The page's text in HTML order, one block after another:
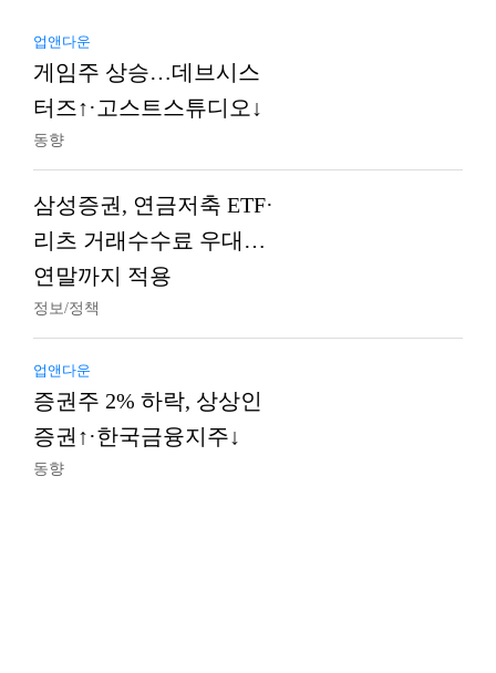
업앤다운
게임주 상승…데브시스
터즈↑·고스트스튜디오↓
동향
삼성증권, 연금저축 ETF·
리츠 거래수수료 우대…
연말까지 적용
정보/정책
업앤다운
증권주 2% 하락, 상상인
증권↑·한국금융지주↓
동향